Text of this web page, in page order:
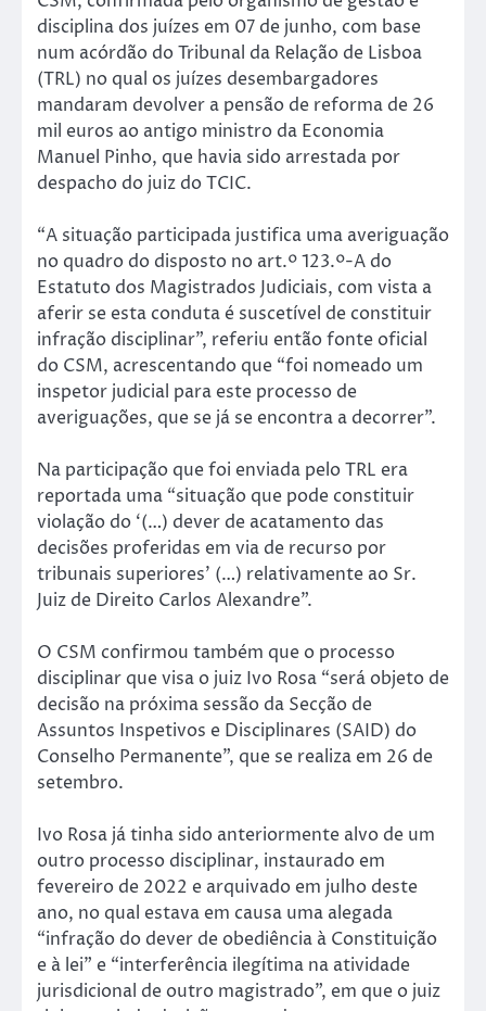
disciplina dos juízes em 07 de junho, com base
num acórdão do Tribunal da Relação de Lisboa
(TRL) no qual os juízes desembargadores
mandaram devolver a pensão de reforma de 26
mil euros ao antigo ministro da Economia
Manuel Pinho, que havia sido arrestada por
despacho do juiz do TCIC.
“A situação participada justifica uma averiguação
no quadro do disposto no art.º 123.º-A do
Estatuto dos Magistrados Judiciais, com vista a
aferir se esta conduta é suscetível de constituir
infração disciplinar”, referiu então fonte oficial
do CSM, acrescentando que “foi nomeado um
inspetor judicial para este processo de
averiguações, que se já se encontra a decorrer”.
Na participação que foi enviada pelo TRL era
reportada uma “situação que pode constituir
violação do ‘(…) dever de acatamento das
decisões proferidas em via de recurso por
tribunais superiores’ (…) relativamente ao Sr.
Juiz de Direito Carlos Alexandre”.
O CSM confirmou também que o processo
disciplinar que visa o juiz Ivo Rosa “será objeto de
decisão na próxima sessão da Secção de
Assuntos Inspetivos e Disciplinares (SAID) do
Conselho Permanente”, que se realiza em 26 de
setembro.
Ivo Rosa já tinha sido anteriormente alvo de um
outro processo disciplinar, instaurado em
fevereiro de 2022 e arquivado em julho deste
ano, no qual estava em causa uma alegada
“infração do dever de obediência à Constituição
e à lei” e “interferência ilegítima na atividade
jurisdicional de outro magistrado”, em que o juiz